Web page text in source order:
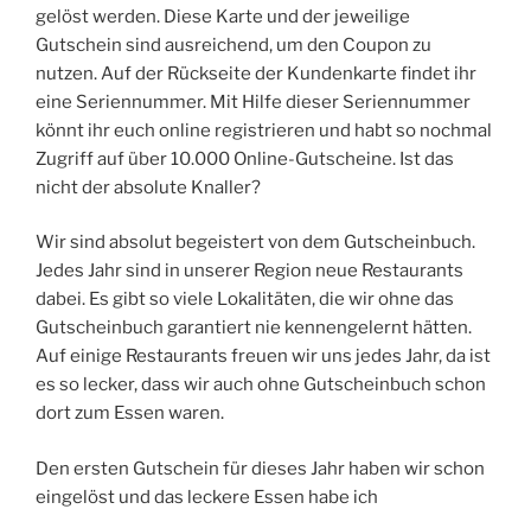
gelöst werden. Diese Karte und der jeweilige
Gutschein sind ausreichend, um den Coupon zu
nutzen. Auf der Rückseite der Kundenkarte findet ihr
eine Seriennummer. Mit Hilfe dieser Seriennummer
könnt ihr euch online registrieren und habt so nochmal
Zugriff auf über 10.000 Online-Gutscheine. Ist das
nicht der absolute Knaller?
Wir sind absolut begeistert von dem Gutscheinbuch.
Jedes Jahr sind in unserer Region neue Restaurants
dabei. Es gibt so viele Lokalitäten, die wir ohne das
Gutscheinbuch garantiert nie kennengelernt hätten.
Auf einige Restaurants freuen wir uns jedes Jahr, da ist
es so lecker, dass wir auch ohne Gutscheinbuch schon
dort zum Essen waren.
Den ersten Gutschein für dieses Jahr haben wir schon
eingelöst und das leckere Essen habe ich